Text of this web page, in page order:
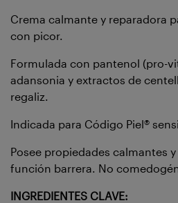
Crema calmante y reparadora
con picor.
Formulada con pantenol (pro-
adansonia y extractos de
regaliz.
Indicada para Código Piel®
Posee propiedades calmantes
función barrera. No
INGREDIENTES CLAVE: